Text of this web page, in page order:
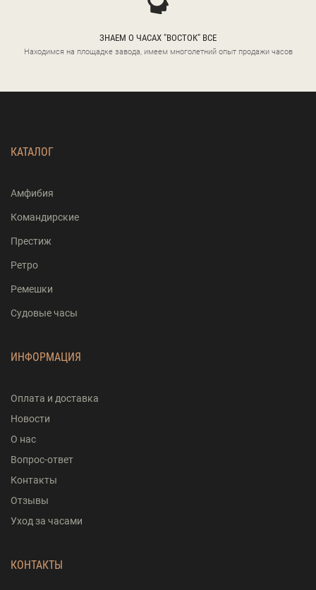
ЗНАЕМ О ЧАСАХ "ВОСТОК" ВСЕ
Находимся на площадке завода, имеем многолетний опыт продажи часов
КАТАЛОГ
Амфибия
Командирские
Престиж
Ретро
Ремешки
Судовые часы
ИНФОРМАЦИЯ
Оплата и доставка
Новости
О нас
Вопрос-ответ
Контакты
Отзывы
Уход за часами
КОНТАКТЫ